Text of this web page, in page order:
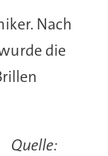
Nach
die
Quelle: